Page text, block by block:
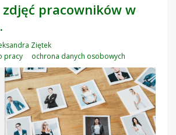
pracowników w
Ziętek
pracy
ochrona danych osobowych